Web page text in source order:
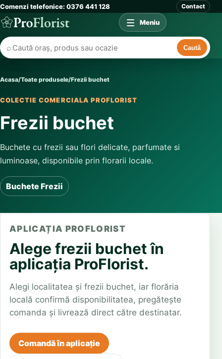
Comenzi telefonice: 0376 441 128 Contact
⌕ Caută
Meniu
Acasa/Toate produsele/Frezii buchet
COLECTIE COMERCIALA PROFLORIST
Frezii buchet
Buchete cu frezii sau flori delicate, parfumate si
luminoase, disponibile prin florarii locale.
Buchete Frezii
APLICAȚIA PROFLORIST
Alege frezii buchet în
aplicația ProFlorist.
Alegi localitatea și frezii buchet, iar florăria
locală confirmă disponibilitatea, pregătește
comanda și livrează direct către destinatar.
Comandă în aplicație